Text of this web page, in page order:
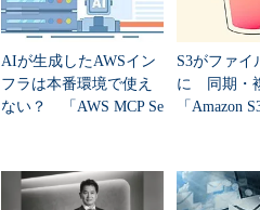
AIが生成したAWSイン
フラは本番環境で使え
ない？ 「AWS MCP Se
S3がファイ
に 同期・
「Amazon